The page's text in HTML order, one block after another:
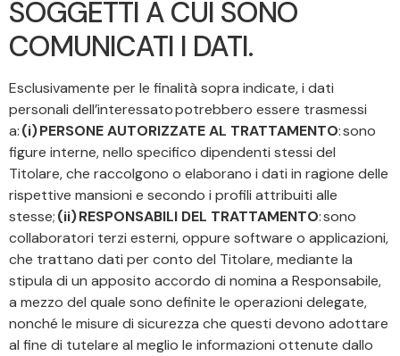
SOGGETTI A CUI SONO
COMUNICATI I DATI.
Esclusivamente per le finalità sopra indicate, i dati
personali dell’interessato potrebbero essere trasmessi
a:(i) PERSONE AUTORIZZATE AL TRATTAMENTO: sono
figure interne, nello specifico dipendenti stessi del
Titolare, che raccolgono o elaborano i dati in ragione delle
rispettive mansioni e secondo i profili attribuiti alle
stesse;(ii) RESPONSABILI DEL TRATTAMENTO: sono
collaboratori terzi esterni, oppure software o applicazioni,
che trattano dati per conto del Titolare, mediante la
stipula di un apposito accordo di nomina a Responsabile,
a mezzo del quale sono definite le operazioni delegate,
nonché le misure di sicurezza che questi devono adottare
al fine di tutelare al meglio le informazioni ottenute dallo